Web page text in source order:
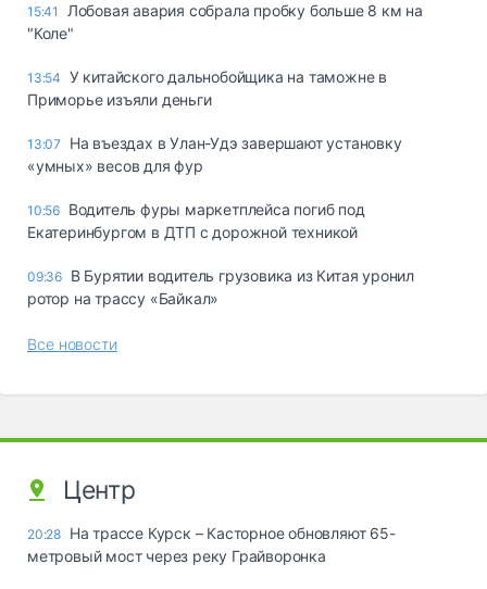
15:41
Лобовая авария собрала пробку больше 8 км на
"Коле"
13:54 У китайского дальнобойщика на таможне в
Приморье изъяли деньги
13:07
Ha въeздax в Улaн-Удэ зaвepшaют ycтaнoвкy
«yмныx» вecoв для фyp
10:56 Водитель фуры маркетплейса погиб под
Екатеринбургом в ДТП с дорожной техникой
09:36 В Бурятии водитель грузовика из Китая уронил
ротор на трассу «Байкал»
Все новости
Центр
20:28 На трассе Курск – Касторное обновляют 65-
метровый мост через реку Грайворонка